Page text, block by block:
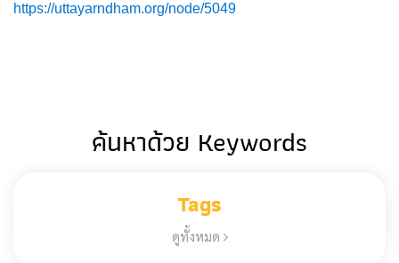
https://uttayarndham.org/node/5049
ค้นหาด้วย Keywords
Tags
ดูทั้งหมด